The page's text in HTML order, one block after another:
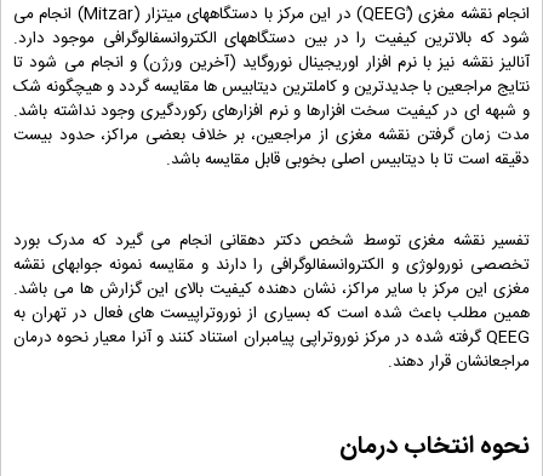
انجام نقشه مغزی (ًQEEG) در این مرکز با دستگاههای میتزار (Mitzar) انجام می
شود که بالاترین کیفیت را در بین دستگاههای الکتروانسفالوگرافی موجود دارد.
آنالیز نقشه نیز با نرم افزار اوریجینال نوروگاید (آخرین ورژن) و انجام می شود تا
نتایج مراجعین با جدیدترین و کاملترین دیتابیس ها مقایسه گردد و هیچگونه شک
و شبهه ای در کیفیت سخت افزارها و نرم افزارهای رکوردگیری وجود نداشته باشد.
مدت زمان گرفتن نقشه مغزی از مراجعین، بر خلاف بعضی مراکز، حدود بیست
دقیقه است تا با دیتابیس اصلی بخوبی قابل مقایسه باشد.
تفسیر نقشه مغزی توسط شخص دکتر دهقانی انجام می گیرد که مدرک بورد
تخصصی نورولوژی و الکتروانسفالوگرافی را دارند و مقایسه نمونه جوابهای نقشه
مغزی این مرکز با سایر مراکز، نشان دهنده کیفیت بالای این گزارش ها می باشد.
همین مطلب باعث شده است که بسیاری از نوروتراپیست های فعال در تهران به
QEEG گرفته شده در مرکز نوروتراپی پیامبران استناد کنند و آنرا معیار نحوه درمان
مراجعانشان قرار دهند.
نحوه انتخاب درمان